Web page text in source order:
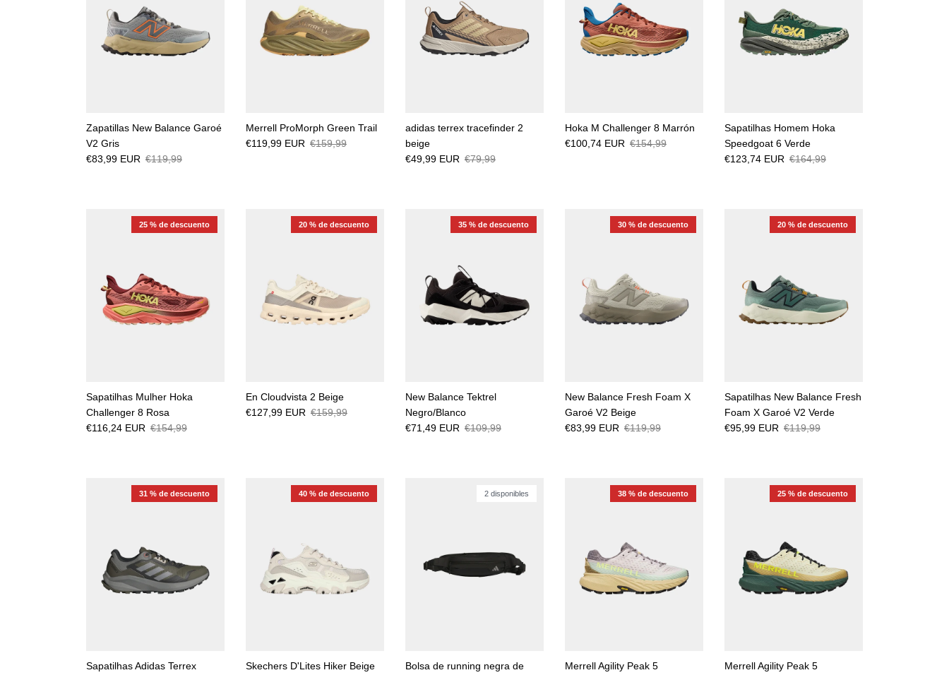
Zapatillas New Balance Garoé
V2 Gris
€83,99 EUR €119,99
Merrell ProMorph Green Trail
€119,99 EUR €159,99
adidas terrex tracefinder 2
beige
€49,99 EUR €79,99
Hoka M Challenger 8 Marrón
€100,74 EUR €154,99
Sapatilhas Homem Hoka
Speedgoat 6 Verde
€123,74 EUR €164,99
25 % de descuento
Sapatilhas Mulher Hoka
Challenger 8 Rosa
€116,24 EUR €154,99
20 % de descuento
En Cloudvista 2 Beige
€127,99 EUR €159,99
35 % de descuento
New Balance Tektrel
Negro/Blanco
€71,49 EUR €109,99
30 % de descuento
New Balance Fresh Foam X
Garoé V2 Beige
€83,99 EUR €119,99
20 % de descuento
Sapatilhas New Balance Fresh
Foam X Garoé V2 Verde
€95,99 EUR €119,99
31 % de descuento
Sapatilhas Adidas Terrex
40 % de descuento
Skechers D'Lites Hiker Beige
2 disponibles
Bolsa de running negra de
38 % de descuento
Merrell Agility Peak 5
25 % de descuento
Merrell Agility Peak 5